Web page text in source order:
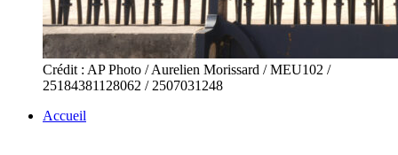
Crédit : AP Photo / Aurelien Morissard / MEU102 /
25184381128062 / 2507031248
Accueil